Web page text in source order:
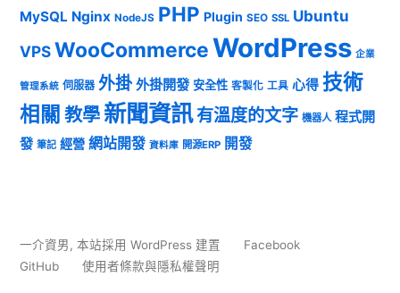
MySQL Nginx NodeJS PHP Plugin SEO SSL Ubuntu
VPSWooCommerceWordPress 企業
管理系統 伺服器 外掛 外掛開發 安全性 客製化 工具 心得 技術
相關 教學 新聞資訊有溫度的文字 機器人 程式開
發 筆記 經營 網站開發 資料庫 開源ERP 開發
一介資男, 本站採用 WordPress 建置
Facebook
GitHub
使用者條款與隱私權聲明